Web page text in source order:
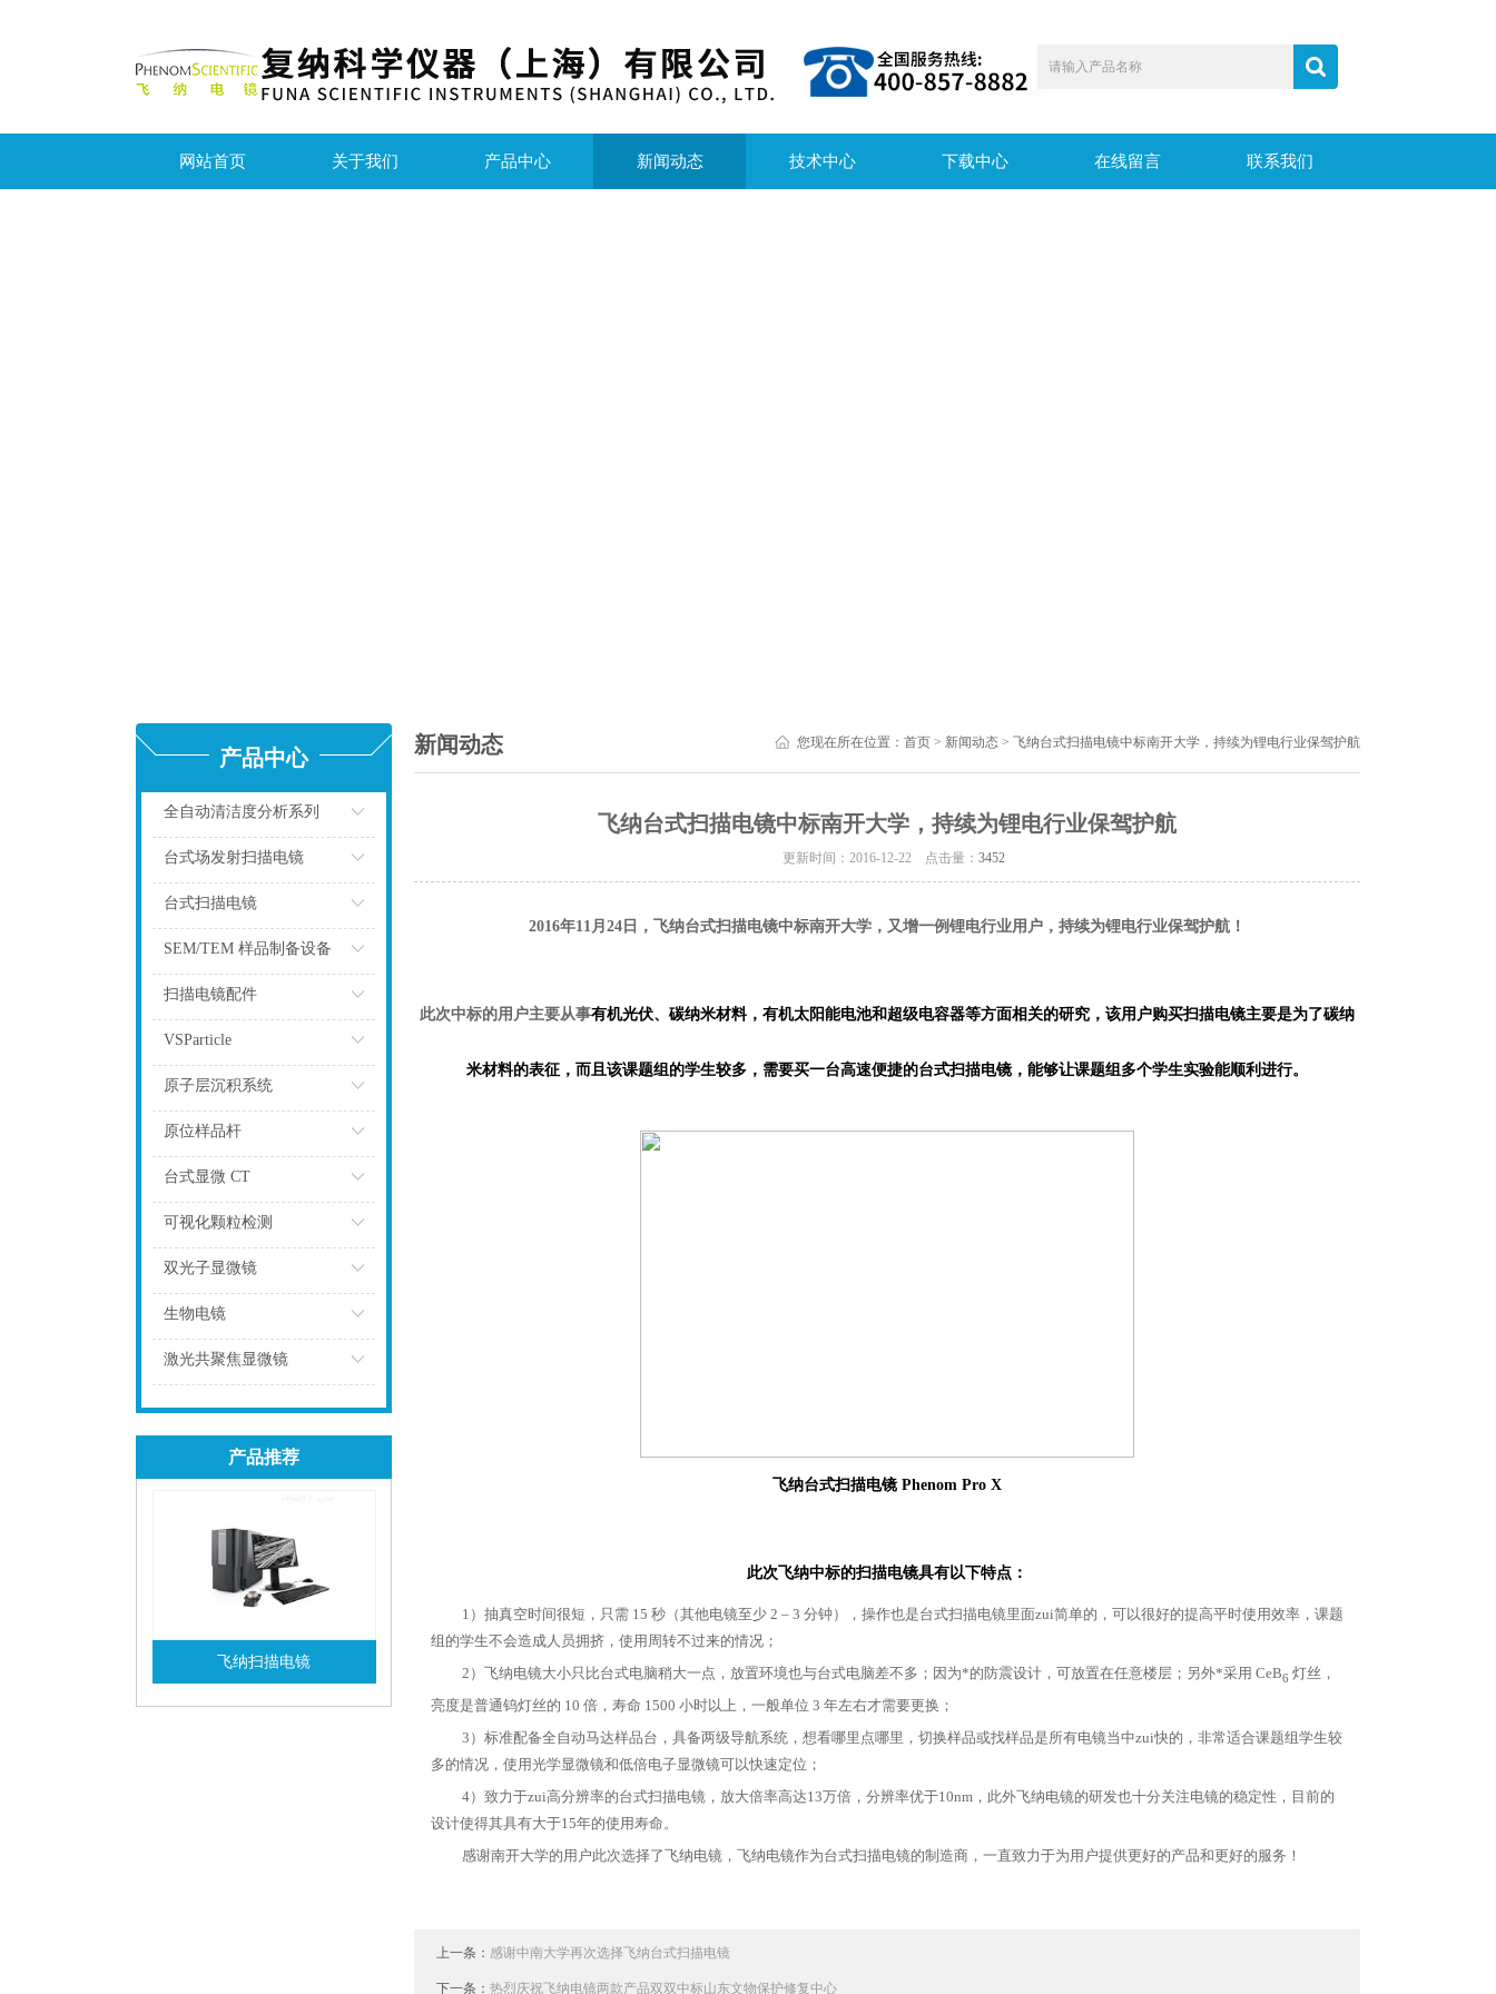
网站首页 关于我们 产品中心 新闻动态 技术中心 下载中心 在线留言 联系我们
产品中心
全自动清洁度分析系列
点击
台式场发射扫描电镜
台式扫描电镜
点击
SEM/TEM 样品制备设备
扫描电镜配件
VSParticle
原子层沉积系统
原位样品杆
台式显微 CT
可视化颗粒检测
双光子显微镜
生物电镜
点击
激光共聚焦显微镜
产品推荐
飞纳扫描电镜
查看详情
新闻动态 您现在所在位置： 首页 > 新闻动态 > 飞纳台式扫描电镜中标南开大学，持续为锂电行业保驾护航
飞纳台式扫描电镜中标南开大学，持续为锂电行业保驾护航
更新时间：2016-12-22 点击量： 3452
2016年11月24日，飞纳台式扫描电镜中标南开大学，又增一例锂电行业用户，持续为锂电行业保驾护航！
此次中标的用户主要从事有机光伏、碳纳米材料，有机太阳能电池和超级电容器等方面相关的研究，该用户购买扫描电镜主要是为了碳纳
米材料的表征，而且该课题组的学生较多，需要买一台高速便捷的台式扫描电镜，能够让课题组多个学生实验能顺利进行。
飞纳台式扫描电镜 Phenom Pro X
此次飞纳中标的扫描电镜具有以下特点：
1 ）抽真空时间很短，只需 15 秒（其他电镜至少 2 – 3 分钟），操作也是台式扫描电镜里面zui简单的，可以很好的提高平时使用效率，课题
组的学生不会造成人员拥挤，使用周转不过来的情况；
2 ）飞纳电镜大小只比台式电脑稍大一点，放置环境也与台式电脑差不多；因为*的防震设计，可放置在任意楼层；另外*采用 CeB6 灯丝，
亮度是普通钨灯丝的 10 倍，寿命 1500 小时以上，一般单位 3 年左右才需要更换；
3 ）标准配备全自动马达样品台，具备两级导航系统，想看哪里点哪里，切换样品或找样品是所有电镜当中zui快的，非常适合课题组学生较
多的情况，使用光学显微镜和低倍电子显微镜可以快速定位；
4）致力于zui高分辨率的台式扫描电镜，放大倍率高达13万倍，分辨率优于10nm ，此外飞纳电镜的研发也十分关注电镜的稳定性，目前的
设计使得其具有大于15年的使用寿命。
感谢南开大学的用户此次选择了飞纳电镜，飞纳电镜作为台式扫描电镜的制造商，一直致力于为用户提供更好的产品和更好的服务！
上一条： 感谢中南大学再次选择飞纳台式扫描电镜
下一条： 热烈庆祝飞纳电镜两款产品双双中标山东文物保护修复中心